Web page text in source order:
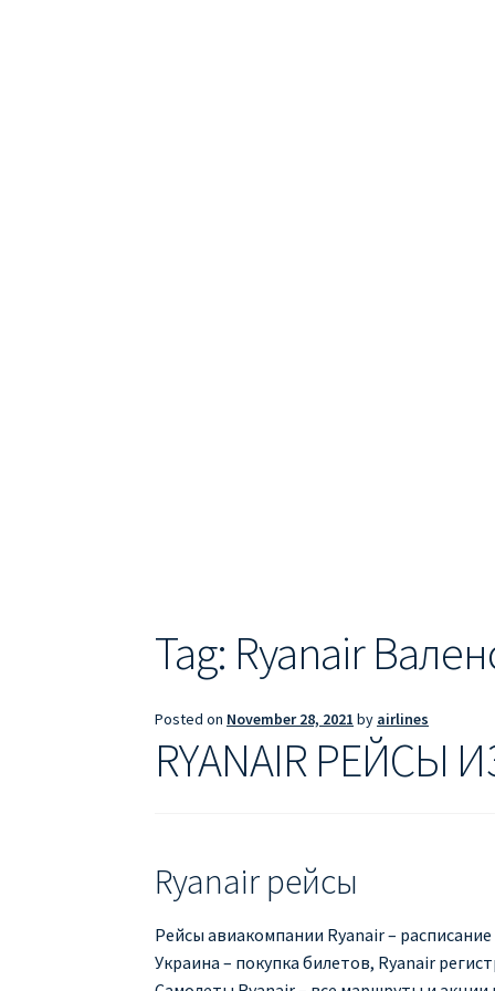
Информация по бронированию билетов
ПРАВИЛА РЕГИСТРАЦИИ ПРИЛОЖЕНИЕ
Tag: Ryanair
Posted on November 28, 2021 by airlines
RYANAIR РЕЙСЫ
Ryanair рейсы
Рейсы авиакомпании Ryanair –
Украина – покупка билетов, Ryanair